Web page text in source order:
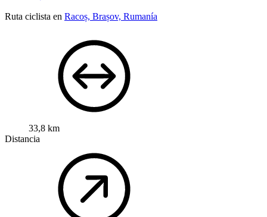
Ruta ciclista en Racoș, Brașov, Rumanía
33,8 km
Distancia